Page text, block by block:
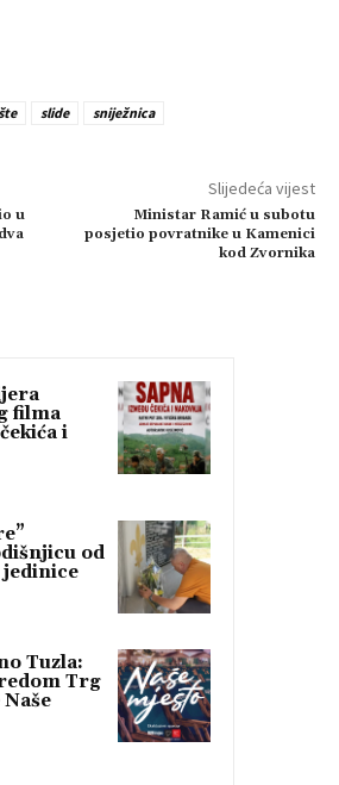
slide sniježnica
u
Slijedeća vijest
Ministar Ramić u subotu
posjetio povratnike u Kamenici
kod Zvornika
filma
i
od
Tuzla:
Trg